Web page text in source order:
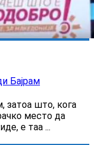
Бајрам
затоа што, кога
место да
е таа ...